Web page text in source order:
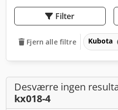
Filter
Fjern alle filtre Kubota
Desværre ingen
kx018-4